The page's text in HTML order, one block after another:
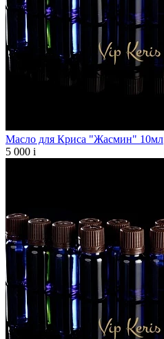
Масло для Криса "Жасмин" 10мл
5 000 i